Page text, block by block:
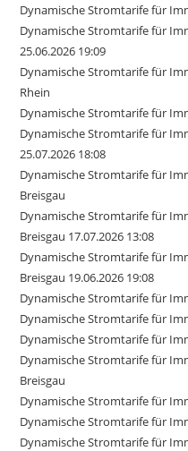
Dynamische Stromtarife für
Dynamische Stromtarife für
25.06.2026 19:09
Dynamische Stromtarife für
Rhein
Dynamische Stromtarife für
Dynamische Stromtarife für
25.07.2026 18:08
Dynamische Stromtarife für
Breisgau
Dynamische Stromtarife für
Breisgau 17.07.2026 13:08
Dynamische Stromtarife für
Breisgau 19.06.2026 19:08
Dynamische Stromtarife für
Dynamische Stromtarife für
Dynamische Stromtarife für
Dynamische Stromtarife für
Breisgau
Dynamische Stromtarife für
Dynamische Stromtarife für
Dynamische Stromtarife für